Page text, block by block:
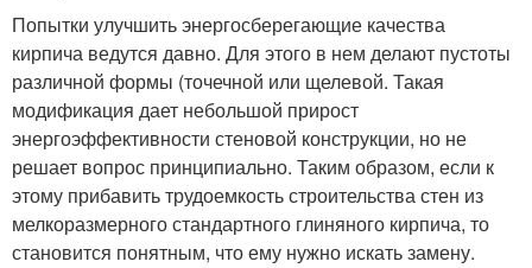
Попытки улучшить энергосберегающие качества
кирпича ведутся давно. Для этого в нем делают пустоты
различной формы (точечной или щелевой. Такая
модификация дает небольшой прирост
энергоэффективности стеновой конструкции, но не
решает вопрос принципиально. Таким образом, если к
этому прибавить трудоемкость строительства стен из
мелкоразмерного стандартного глиняного кирпича, то
становится понятным, что ему нужно искать замену.